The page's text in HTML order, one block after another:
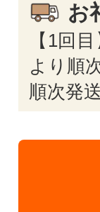
お
【1回
より順
順次発送